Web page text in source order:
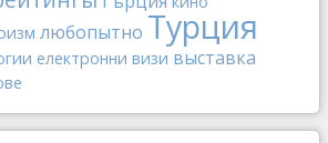
любопытно Турция
електронни визи выставка